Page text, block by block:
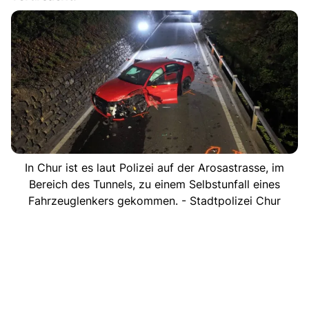
In Chur ist es laut Polizei auf der Arosastrasse, im
Bereich des Tunnels, zu einem Selbstunfall eines
Fahrzeuglenkers gekommen. - Stadtpolizei Chur